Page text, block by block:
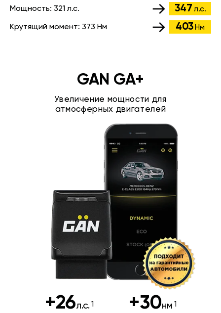
Мощность: 321 л.с. 347 л.с.
Крутящий момент: 373 Нм 403 Нм
GAN GA+
Увеличение мощности для
атмосферных двигателей
+26л.с. +30нм